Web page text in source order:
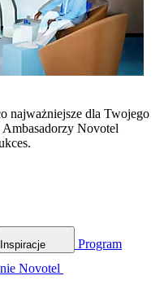
najważniejsze dla Twojego
Novotel
Inspiracje
Program
Novotel